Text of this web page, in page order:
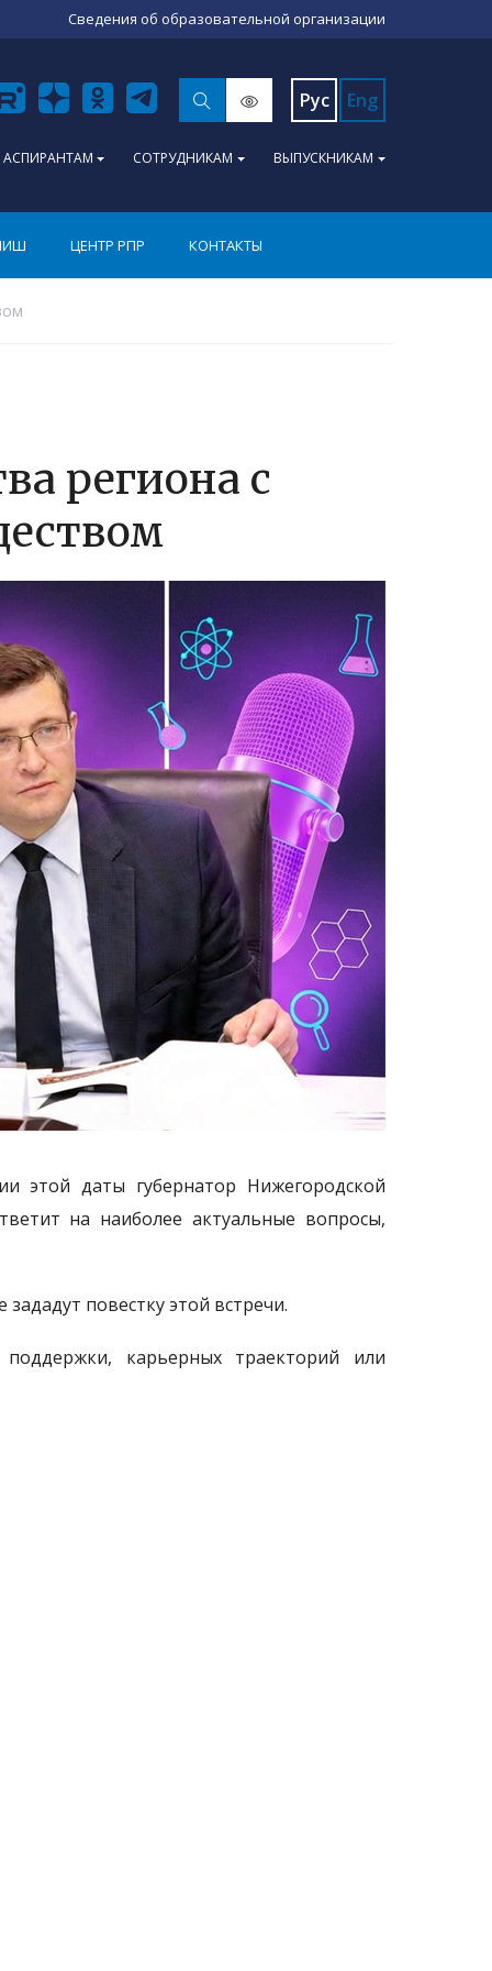
Сведения об образовательной организации
Рус Eng
АСПИРАНТАМ СОТРУДНИКАМ ВЫПУСКНИКАМ
ЦЕНТР РПР КОНТАКТЫ
региона с
этой даты губернатор Нижегородской
на наиболее актуальные вопросы,
повестку этой встречи.
карьерных траекторий или